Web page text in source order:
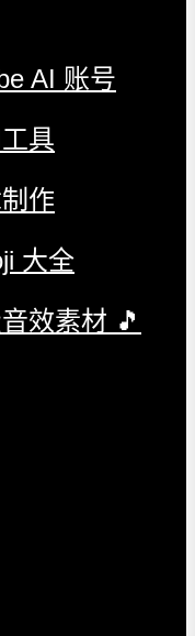
AI 账号
具
作
大全
效素材 🎵